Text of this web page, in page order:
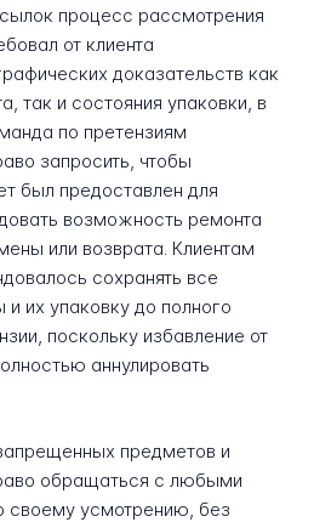
процесс рассмотрения
от клиента
доказательств как
так и состояния упаковки, в
по претензиям
запросить, чтобы
был предоставлен для
возможность ремонта
или возврата. Клиентам
сохранять все
их упаковку до полного
поскольку избавление от
аннулировать
предметов и
обращаться с любыми
своему усмотрению, без